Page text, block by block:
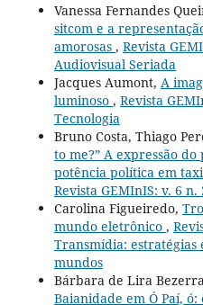
Vanessa Fernandes
sitcom e a
amorosas , Revista
Audiovisual Seriada
Jacques Aumont, A
luminoso , Revista
Tecnologia
Bruno Costa, Thiago
to me?” A expressão
potência política em
Revista GEMInIS: v. 6
Carolina Figueiredo,
mundo eletrônico ,
Transmídia: estratégias
mundos
Bárbara de Lira
Baianidade em Ó Paí,